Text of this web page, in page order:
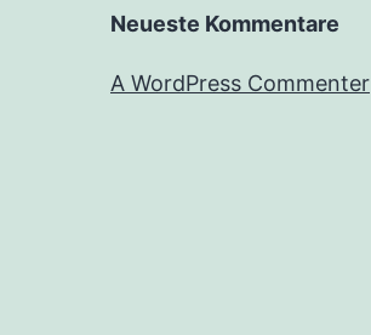
Neueste Kommentare
A WordPress Commenter